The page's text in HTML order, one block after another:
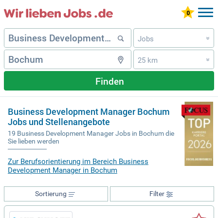
Jobs »
25 km »
Finden
Business Development Manager Bochum
Jobs und Stellenangebote
19 Business Development Manager Jobs in Bochum die
Sie lieben werden
Zur Berufsorientierung im Bereich Business
Development Manager in Bochum
Filter
Sortierung